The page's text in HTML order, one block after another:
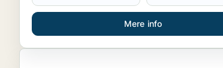
Mere info